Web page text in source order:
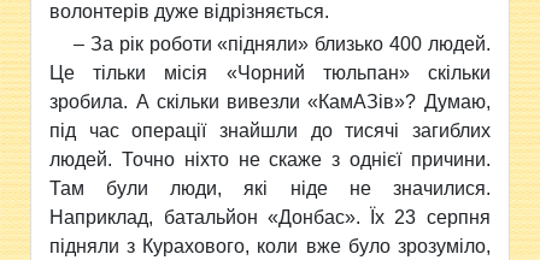
волонтерів дуже відрізняється.
– За рік роботи «підняли» близько 400 людей.
Це тільки місія «Чорний тюльпан» скільки
зробила. А скільки вивезли «КамАЗів»? Думаю,
під час операції знайшли до тисячі загиблих
людей. Точно ніхто не скаже з однієї причини.
Там були люди, які ніде не значилися.
Наприклад, батальйон «Донбас». Їх 23 серпня
підняли з Курахового, коли вже було зрозуміло,